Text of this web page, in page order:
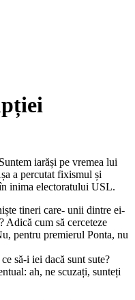
iarăși pe vremea lui
a percutat fixismul și
inima electoratului USL.
tineri care- unii dintre ei-
Adică cum să cerceteze
pentru premierul Ponta, nu
să-i iei dacă sunt sute?
ah, ne scuzați, sunteți